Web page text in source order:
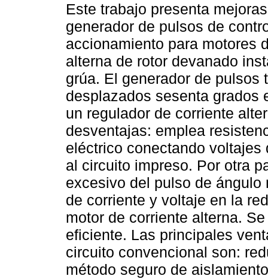
Este trabajo presenta
generador de pulsos de
accionamiento para motores
alterna de rotor devanado
grúa. El generador de
desplazados sesenta grados
un regulador de corriente
desventajas: emplea
eléctrico conectando voltajes
al circuito impreso. Por otra
excesivo del pulso de
de corriente y voltaje en la
motor de corriente alterna.
eficiente. Las principales
circuito convencional son:
método seguro de